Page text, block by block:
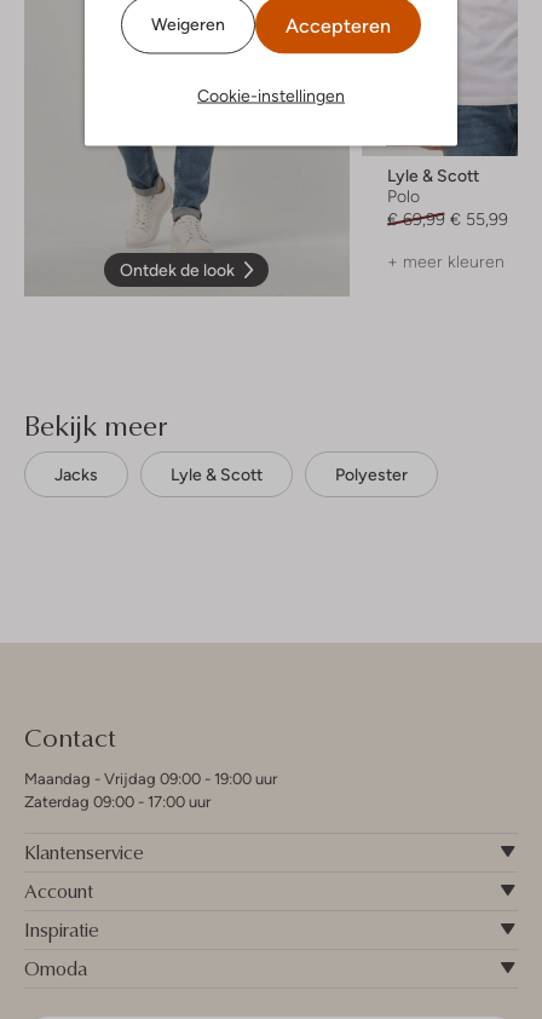
Weigeren Accepteren
Cookie-instellingen
Ontdek de look
Lyle & Scott
Polo
€ 69,99 € 55,99
+ meer kleuren
Bekijk meer
Jacks Lyle & Scott Polyester
Contact
Maandag - Vrijdag 09:00 - 19:00 uur
Zaterdag 09:00 - 17:00 uur
Klantenservice
Account
Inspiratie
Omoda